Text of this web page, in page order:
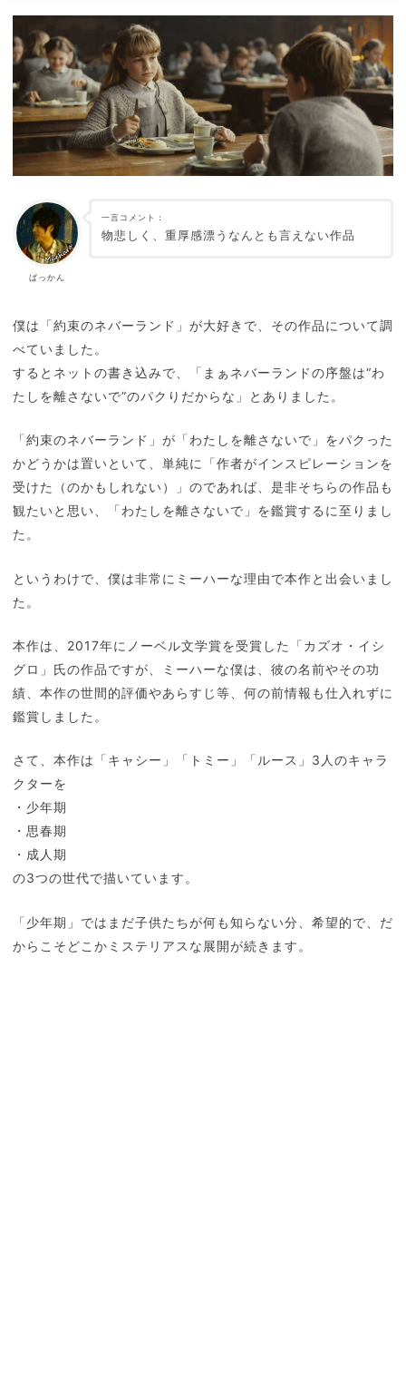
ぱっかん
一言コメント：
物悲しく、重厚感漂うなんとも言えない作品
僕は「約束のネバーランド」が大好きで、その作品について調
べていました。
するとネットの書き込みで、「まぁネバーランドの序盤は“わ
たしを離さないで”のパクりだからな」とありました。
「約束のネバーランド」が「わたしを離さないで」をパクった
かどうかは置いといて、単純に「作者がインスピレーションを
受けた（のかもしれない）」のであれば、是非そちらの作品も
観たいと思い、「わたしを離さないで」を鑑賞するに至りまし
た。
というわけで、僕は非常にミーハーな理由で本作と出会いまし
た。
本作は、2017年にノーベル文学賞を受賞した「カズオ・イシ
グロ」氏の作品ですが、ミーハーな僕は、彼の名前やその功
績、本作の世間的評価やあらすじ等、何の前情報も仕入れずに
鑑賞しました。
さて、本作は「キャシー」「トミー」「ルース」3人のキャラ
クターを
・少年期
・思春期
・成人期
の3つの世代で描いています。
「少年期」ではまだ子供たちが何も知らない分、希望的で、だ
からこそどこかミステリアスな展開が続きます。